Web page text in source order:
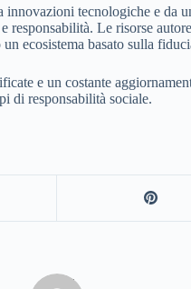
tecnologiche e da
responsabilità. Le risorse
ecosistema basato sulla
e un costante
di responsabilità sociale.